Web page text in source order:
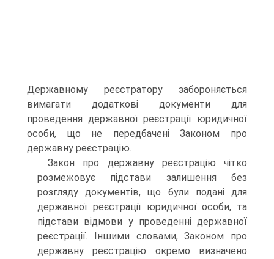
Державному реєстратору забороняється
вима­гати додаткові документи для
проведення державної реєст­рації юридичної
особи, що не передбачені Законом про
державну реєстрацію.
Закон про державну реєстрацію чітко
розмежовує під­стави залишення без
розгляду документів, що були подані для
державної реєстрації юридичної особи, та
підстави від­мови у проведенні державної
реєстрації. Іншими словами, Законом про
державну реєстрацію окремо визначено